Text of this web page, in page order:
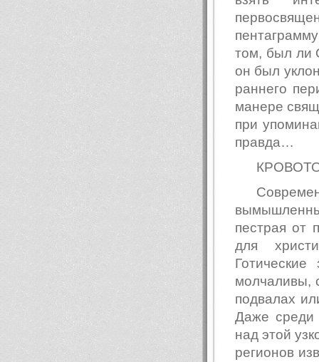
том, был ли
он был
раннего
манере
при
правда…
пестрая от
для
молчаливы,
подвалах
Даже среди
над этой
регионов